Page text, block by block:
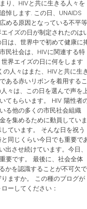
り、HIVと共に生きる人々を
悼します. この日、UNAIDS
める原因となっている不平等
イズの日が制定されたのは
は、世界中で初めて健康に
民社会は、HIVに関連する特
界エイズの日に何をします
人々はまた、HIVと共に生き
ある赤いリボンを着用するこ
々は、この日を選んで声を
てもらいます。 HIV 陽性者
る他の多くの市民社会組織
を集めるために動員していま
ています。 そんな日を祝う
同じくらい今日でも重要で
させ続けています。今日、
要です。 最後に、社会全体
かを認識することが不可欠で
ますか。 この種のブログが
ーしてください：